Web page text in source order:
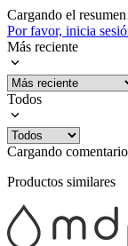
Cargando el
Por favor, inicia
Más reciente
Todos
Cargando
Productos similares